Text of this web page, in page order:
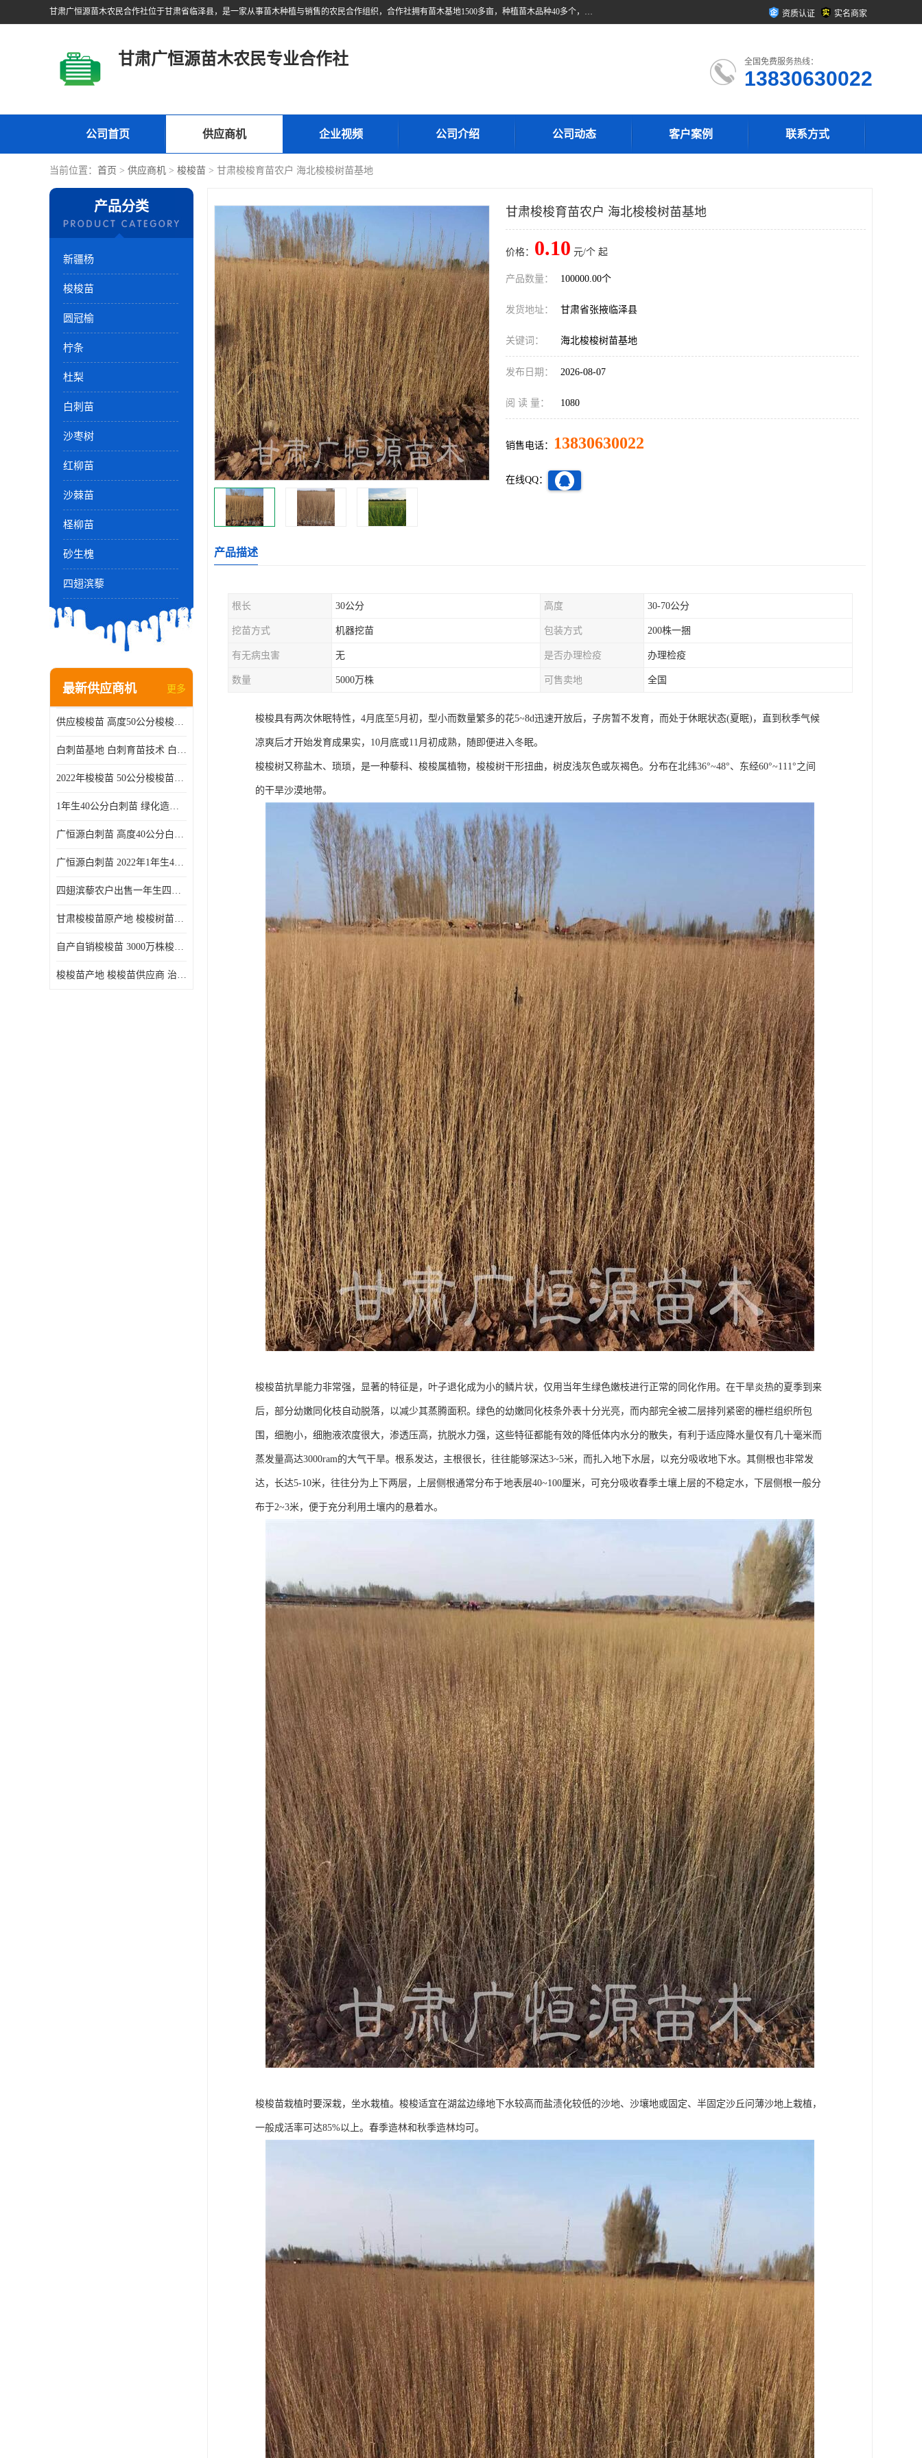
甘肃广恒源苗木农民合作社位于甘肃省临泽县，是一家从事苗木种植与销售的农民合作组织，合作社拥有苗木基地1500多亩，种植苗木品种40多个，年产各类苗木2000多万株。主营：白刺苗、红柳苗、梭梭苗等，我们以“种植一流的苗子，诚信经营”的经营理念，竭诚为每一位客户做优质的服务，欢迎来电咨询！ 资质认证 实名商家
甘肃广恒源苗木农民专业合作社 全国免费服务热线：
13830630022
公司首页 供应商机 企业视频 公司介绍 公司动态 客户案例 联系方式
当前位置： 首页 > 供应商机 > 梭梭苗 > 甘肃梭梭育苗农户 海北梭梭树苗基地
产品分类
新疆杨
梭梭苗
圆冠榆
柠条
杜梨
白刺苗
沙枣树
红柳苗
沙棘苗
柽柳苗
砂生槐
四翅滨藜
最新供应商机 更多
供应梭梭苗 高度50公分梭梭种苗基地 一手货源无中介
白刺苗基地 白刺育苗技术 白刺苗产地
2022年梭梭苗 50公分梭梭苗产地 沙漠绿化梭梭苗基地 提供技术
1年生40公分白刺苗 绿化造林白刺树苗
广恒源白刺苗 高度40公分白刺树苗
广恒源白刺苗 2022年1年生40公分白刺树苗
四翅滨藜农户出售一年生四翅滨藜各种规格四翅滨黎产地货源
甘肃梭梭苗原产地 梭梭树苗种植技术 梭梭种苗基地
自产自销梭梭苗 3000万株梭梭种苗供应 办理检疫全国发货
梭梭苗产地 梭梭苗供应商 治沙造林梭梭种苗 自产自销
甘肃梭梭育苗农户 海北梭梭树苗基地
价格： 0.10 元/个 起
产品数量： 100000.00个
发货地址： 甘肃省张掖临泽县
关键词： 海北梭梭树苗基地
发布日期： 2026-08-07
阅 读 量： 1080
销售电话： 13830630022
在线QQ：
产品描述
根长 30公分 高度 30-70公分
挖苗方式 机器挖苗 包装方式 200株一捆
有无病虫害 无 是否办理检疫 办理检疫
数量 5000万株 可售卖地 全国
梭梭具有两次休眠特性，4月底至5月初，型小而数量繁多的花5~8d迅速开放后，子房暂不发育，而处于休眠状态(夏眠)，直到秋季气候
凉爽后才开始发育成果实，10月底或11月初成熟，随即便进入冬眠。
梭梭树又称盐木、琐琐，是一种藜科、梭梭属植物，梭梭树干形扭曲，树皮浅灰色或灰褐色。分布在北纬36°~48°、东经60°~111°之间
的干旱沙漠地带。
梭梭苗抗旱能力非常强，显著的特征是，叶子退化成为小的鳞片状，仅用当年生绿色嫩枝进行正常的同化作用。在干旱炎热的夏季到来
后，部分幼嫩同化枝自动脱落，以减少其蒸腾面积。绿色的幼嫩同化枝条外表十分光亮，而内部完全被二层排列紧密的栅栏组织所包
围，细胞小，细胞液浓度很大，渗透压高，抗脱水力强，这些特征都能有效的降低体内水分的散失，有利于适应降水量仅有几十毫米而
蒸发量高达3000ram的大气干旱。根系发达，主根很长，往往能够深达3~5米，而扎入地下水层，以充分吸收地下水。其侧根也非常发
达，长达5-10米，往往分为上下两层，上层侧根通常分布于地表层40~100厘米，可充分吸收春季土壤上层的不稳定水，下层侧根一般分
布于2~3米，便于充分利用土壤内的悬着水。
梭梭苗栽植时要深栽，坐水栽植。梭梭适宜在湖盆边缘地下水较高而盐渍化较低的沙地、沙壤地或固定、半固定沙丘问薄沙地上栽植，
一般成活率可达85%以上。春季造林和秋季造林均可。